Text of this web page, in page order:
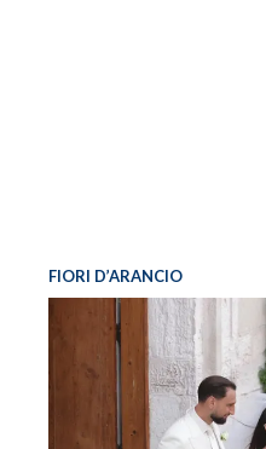
FIORI D’ARANCIO